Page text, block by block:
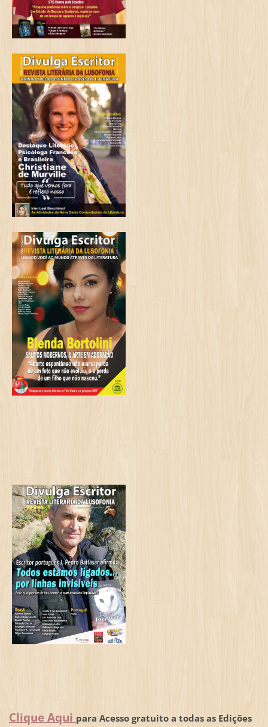
Clique Aqui para Acesso gratuito a todas as Edições